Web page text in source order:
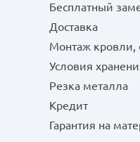
Бесплатный
Доставка
Монтаж кровли,
Условия
Резка металла
Кредит
Гарантия на